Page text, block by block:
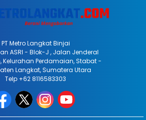
PT Metro Langkat Binjai
ASRI - Blok-J , Jalan Jenderal
Kelurahan Perdamaian, Stabat -
Langkat, Sumatera Utara
Telp +62 8116583303